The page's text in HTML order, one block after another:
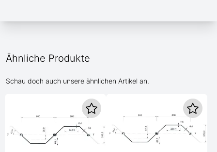
Ähnliche Produkte
Schau doch auch unsere ähnlichen Artikel an.